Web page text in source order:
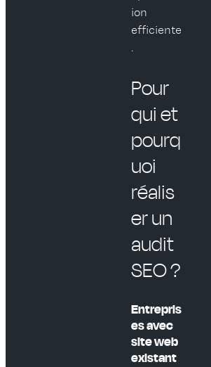
ion
efficiente
Pour
qui et
pourq
uoi
réalis
er un
audit
SEO ?
Entrepris
es avec
site web
existant